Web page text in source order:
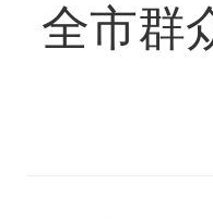
全市群